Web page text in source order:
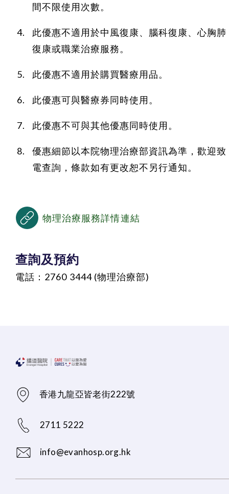
間不限使用次數。
此優惠不適用於中風復康、腦科復康、心胸肺
復康或職業治療服務。
此優惠不適用於購買醫療用品。
此優惠可與醫療券同時使用。
此優惠不可與其他優惠同時使用。
優惠細節以本院物理治療部資訊為準，歡迎致
電查詢，條款如有更改恕不另行通知。
物理治療服務詳情連結
查詢及預約
電話：2760 3444 (物理治療部)
香港九龍亞皆老街222號
2711 5222
info@evanhosp.org.hk